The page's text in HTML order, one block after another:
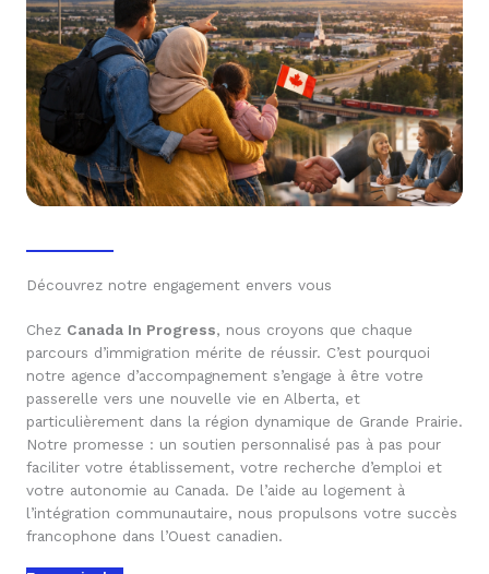
Découvrez notre engagement envers vous
Chez Canada In Progress, nous croyons que chaque
parcours d’immigration mérite de réussir. C’est pourquoi
notre agence d’accompagnement s’engage à être votre
passerelle vers une nouvelle vie en Alberta, et
particulièrement dans la région dynamique de Grande Prairie.
Notre promesse : un soutien personnalisé pas à pas pour
faciliter votre établissement, votre recherche d’emploi et
votre autonomie au Canada. De l’aide au logement à
l’intégration communautaire, nous propulsons votre succès
francophone dans l’Ouest canadien.